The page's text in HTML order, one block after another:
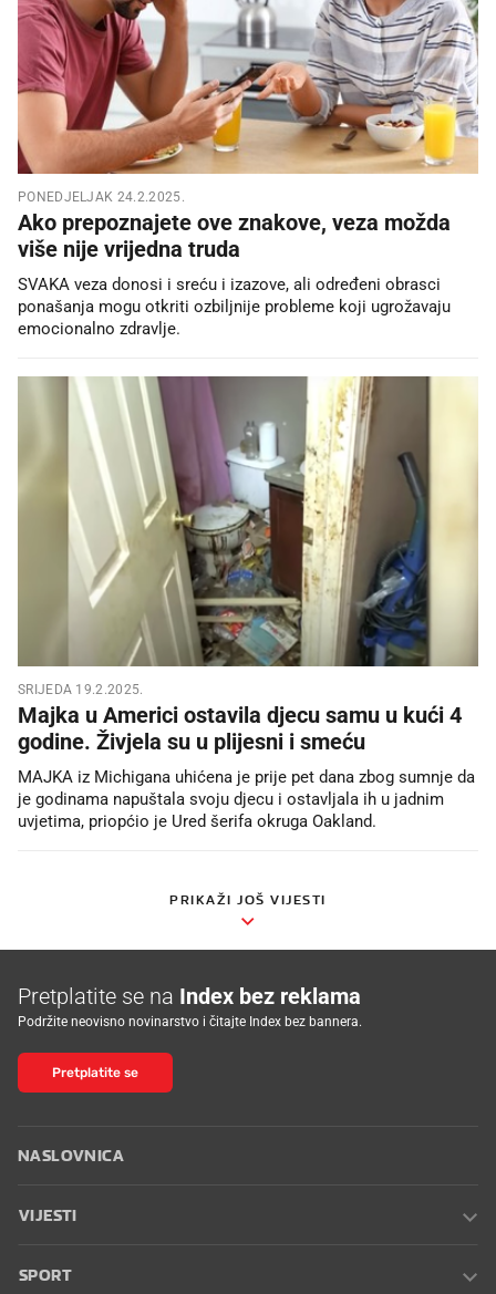
PONEDJELJAK 24.2.2025.
Ako prepoznajete ove znakove, veza možda
više nije vrijedna truda
SVAKA veza donosi i sreću i izazove, ali određeni obrasci
ponašanja mogu otkriti ozbiljnije probleme koji ugrožavaju
emocionalno zdravlje.
SRIJEDA 19.2.2025.
Majka u Americi ostavila djecu samu u kući 4
godine. Živjela su u plijesni i smeću
MAJKA iz Michigana uhićena je prije pet dana zbog sumnje da
je godinama napuštala svoju djecu i ostavljala ih u jadnim
uvjetima, priopćio je Ured šerifa okruga Oakland.
PRIKAŽI JOŠ VIJESTI
Pretplatite se na Index bez reklama
Podržite neovisno novinarstvo i čitajte Index bez bannera.
Pretplatite se
NASLOVNICA
VIJESTI
SPORT